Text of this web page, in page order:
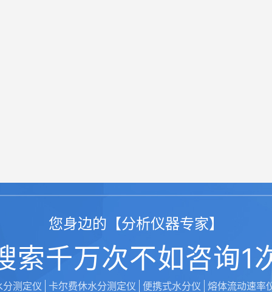
您身边的【分析仪器专家】
索千万次不如咨询1
分测定仪 卡尔费休水分测定仪 便携式水分仪 熔体流动速率